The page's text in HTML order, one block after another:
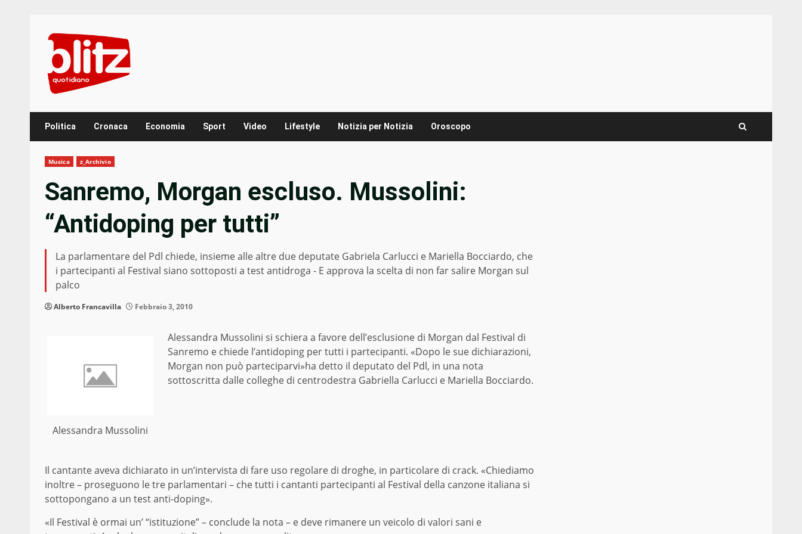
content
Politica Cronaca Economia Sport Video Lifestyle Notizia per Notizia Oroscopo
Musica z_Archivio
Sanremo, Morgan escluso. Mussolini:
“Antidoping per tutti”
La parlamentare del Pdl chiede, insieme alle altre due deputate Gabriela Carlucci e Mariella Bocciardo, che
i partecipanti al Festival siano sottoposti a test antidroga - E approva la scelta di non far salire Morgan sul
palco
Alberto Francavilla Febbraio 3, 2010
Alessandra Mussolini
Alessandra Mussolini si schiera a favore dell’esclusione di Morgan dal Festival di
Sanremo e chiede l’antidoping per tutti i partecipanti. «Dopo le sue dichiarazioni,
Morgan non può parteciparvi»ha detto il deputato del Pdl, in una nota
sottoscritta dalle colleghe di centrodestra Gabriella Carlucci e Mariella Bocciardo.
Il cantante aveva dichiarato in un’intervista di fare uso regolare di droghe, in particolare di crack. «Chiediamo
inoltre – proseguono le tre parlamentari – che tutti i cantanti partecipanti al Festival della canzone italiana si
sottopongano a un test anti-doping».
«Il Festival è ormai un’ “istituzione” – conclude la nota – e deve rimanere un veicolo di valori sani e